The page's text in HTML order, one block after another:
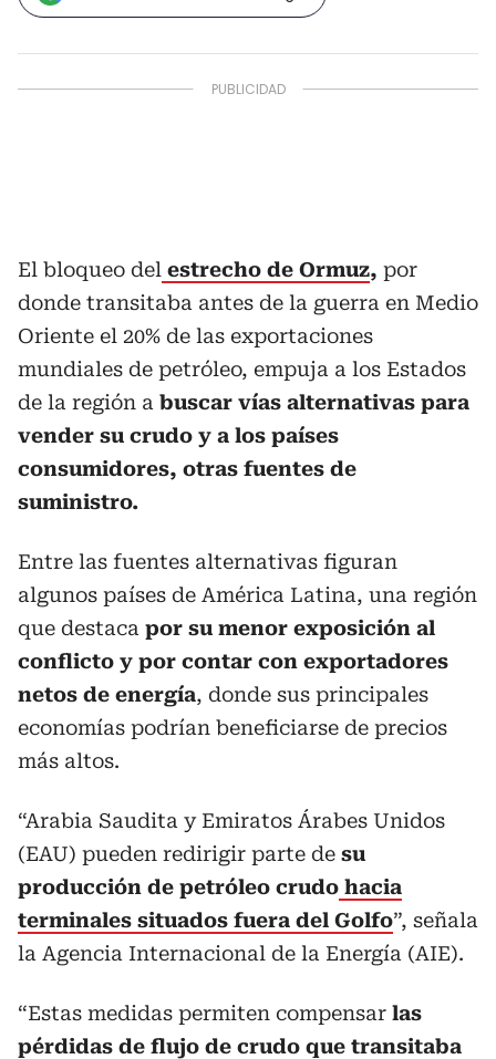
El bloqueo del estrecho de Ormuz, por
donde transitaba antes de la guerra en Medio
Oriente el 20% de las exportaciones
mundiales de petróleo, empuja a los Estados
de la región a buscar vías alternativas para
vender su crudo y a los países
consumidores, otras fuentes de
suministro.
Entre las fuentes alternativas figuran
algunos países de América Latina, una región
que destaca por su menor exposición al
conflicto y por contar con exportadores
netos de energía, donde sus principales
economías podrían beneficiarse de precios
más altos.
“Arabia Saudita y Emiratos Árabes Unidos
(EAU) pueden redirigir parte de su
producción de petróleo crudo hacia
terminales situados fuera del Golfo”, señala
la Agencia Internacional de la Energía (AIE).
“Estas medidas permiten compensar las
pérdidas de flujo de crudo que transitaba